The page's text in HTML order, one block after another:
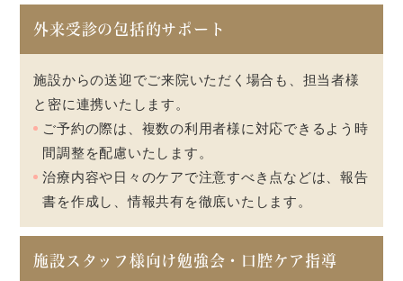
外来受診の包括的サポート
施設からの送迎でご来院いただく場合も、担当者様
と密に連携いたします。
ご予約の際は、複数の利用者様に対応できるよう時
間調整を配慮いたします。
治療内容や日々のケアで注意すべき点などは、報告
書を作成し、情報共有を徹底いたします。
施設スタッフ様向け勉強会・口腔ケア指導